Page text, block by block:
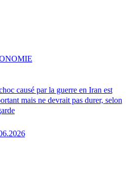
causé par la guerre en Iran est
mais ne devrait pas durer, selon